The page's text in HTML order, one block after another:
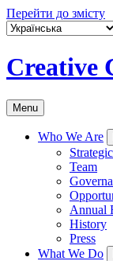
Перейти до змісту
Creative
Menu
Who We Are
Team
Annual
History
Press
What We Do